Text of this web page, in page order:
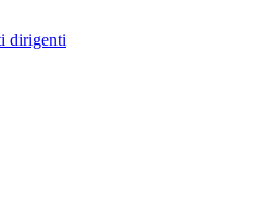
dirigenti